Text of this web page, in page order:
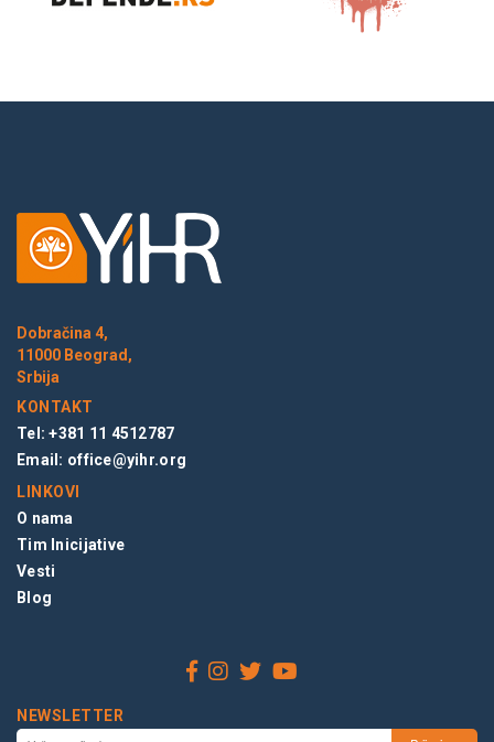
Dobračina 4,
11000 Beograd,
Srbija
KONTAKT
Tel: +381 11 4512787
Email: office@yihr.org
LINKOVI
O nama
Tim Inicijative
Vesti
Blog
NEWSLETTER